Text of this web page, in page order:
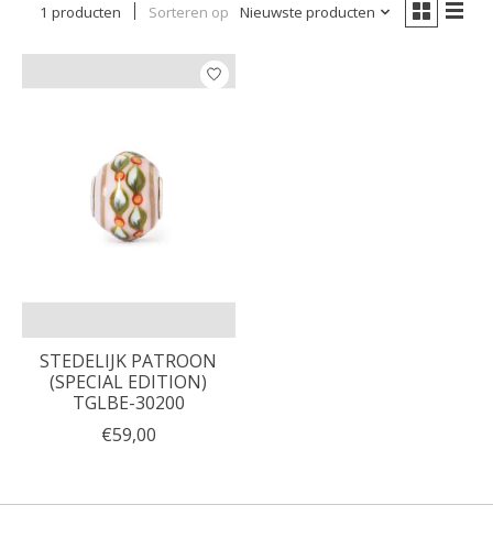
1 producten Sorteren op Nieuwste producten
STEDELIJK PATROON
(SPECIAL EDITION)
TGLBE-30200
€59,00